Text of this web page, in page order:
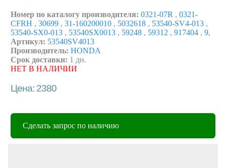
Номер по каталогу производителя: 0321-07R , 0321-
CFRH , 30699 , 31-160200010 , 5032618 , 53540-SV4-013 ,
53540-SX0-013 , 53540SX0013 , 59248 , 59312 , 917404 , 9,
Артикул: 53540SV4013
Производитель: HONDA
Срок доставки: 1 дн.
НЕТ В НАЛИЧИИ
Цена: 2380
Сделать запрос по наличию